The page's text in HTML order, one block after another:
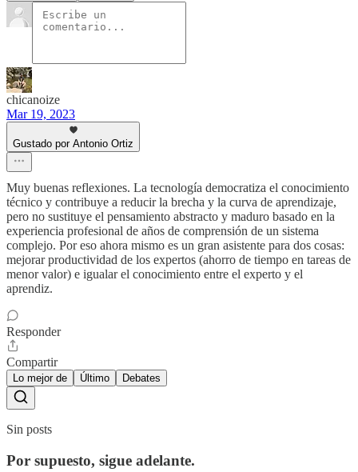
chicanoize
Mar 19, 2023
Gustado por Antonio Ortiz
Muy buenas reflexiones. La tecnología democratiza el conocimiento
técnico y contribuye a reducir la brecha y la curva de aprendizaje,
pero no sustituye el pensamiento abstracto y maduro basado en la
experiencia profesional de años de comprensión de un sistema
complejo. Por eso ahora mismo es un gran asistente para dos cosas:
mejorar productividad de los expertos (ahorro de tiempo en tareas de
menor valor) e igualar el conocimiento entre el experto y el
aprendiz.
Responder
Compartir
Lo mejor de Último Debates
Sin posts
Por supuesto, sigue adelante.